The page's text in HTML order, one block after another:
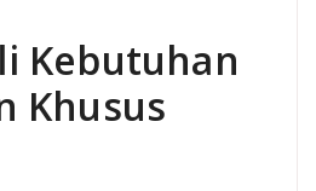
Kebutuhan
Khusus